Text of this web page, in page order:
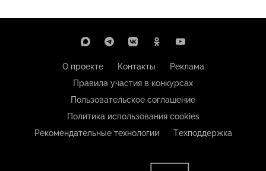
О проекте Контакты
Реклама
Правила участия в конкурсах
Пользовательское соглашение
Политика использования cookies
Рекомендательные технологии
Техподдержка